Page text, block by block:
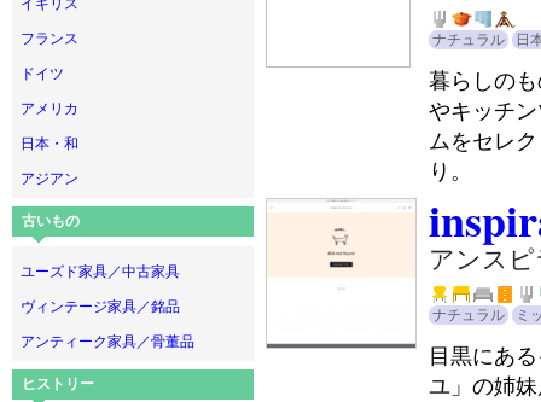
イギリス
フランス
ドイツ
アメリカ
日本・和
アジアン
古いもの
ユーズド家具／中古家具
ヴィンテージ家具／銘品
アンティーク家具／骨董品
ヒストリー
ナチュラル 日
暮らしの
やキッチ
ムをセレ
り。
アンス
ナチュラル ミ
目黒にあ
ユ」の姉